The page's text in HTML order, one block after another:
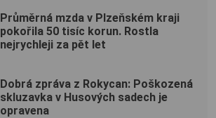
Průměrná mzda v Plzeňském kraji
pokořila 50 tisíc korun. Rostla
nejrychleji za pět let
Dobrá zpráva z Rokycan: Poškozená
skluzavka v Husových sadech je
opravena